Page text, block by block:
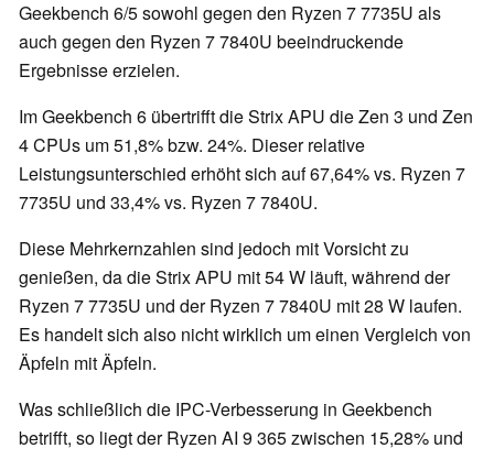
Geekbench 6/5 sowohl gegen den Ryzen 7 7735U als
auch gegen den Ryzen 7 7840U beeindruckende
Ergebnisse erzielen.
Im Geekbench 6 übertrifft die Strix APU die Zen 3 und Zen
4 CPUs um 51,8% bzw. 24%. Dieser relative
Leistungsunterschied erhöht sich auf 67,64% vs. Ryzen 7
7735U und 33,4% vs. Ryzen 7 7840U.
Diese Mehrkernzahlen sind jedoch mit Vorsicht zu
genießen, da die Strix APU mit 54 W läuft, während der
Ryzen 7 7735U und der Ryzen 7 7840U mit 28 W laufen.
Es handelt sich also nicht wirklich um einen Vergleich von
Äpfeln mit Äpfeln.
Was schließlich die IPC-Verbesserung in Geekbench
betrifft, so liegt der Ryzen AI 9 365 zwischen 15,28% und